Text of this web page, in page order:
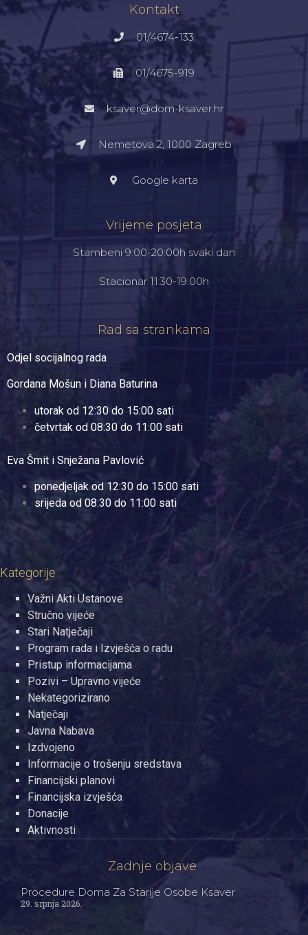
Kontakt
01/4674-133
01/4675-919
ksaver@dom-ksaver.hr
Nemetova 2, 1000 Zagreb​
Google karta
Vrijeme posjeta
Stambeni 9:00-20:00h svaki dan
Stacionar 11:30-19:00h
Rad sa strankama
Odjel socijalnog rada
Gordana Mošun i Diana Baturina
utorak od 12:30 do 15:00 sati
četvrtak od 08:30 do 11:00 sati
Eva Šmit i Snježana Pavlović
ponedjeljak od 12:30 do 15:00 sati
srijeda od 08:30 do 11:00 sati
Kategorije
Važni Akti Ustanove
Stručno vijeće
Stari Natječaji
Program rada i Izvješća o radu
Pristup informacijama
Pozivi – Upravno vijeće
Nekategorizirano
Natječaji
Javna Nabava
Izdvojeno
Informacije o trošenju sredstava
Financijski planovi
Financijska izvješća
Donacije
Aktivnosti
Zadnje objave
Procedure Doma Za Starije Osobe Ksaver
29. srpnja 2026.